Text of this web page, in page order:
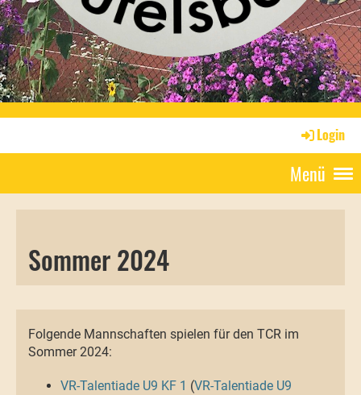
Login
Menü
Sommer 2024
Folgende Mannschaften spielen für den TCR im
Sommer 2024:
VR-Talentiade U9 KF 1 (VR-Talentiade U9